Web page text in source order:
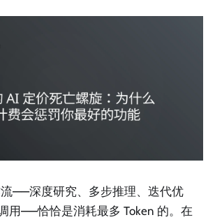
——深度研究、多步推理、迭代优
用——恰恰是消耗最多 Token 的。在